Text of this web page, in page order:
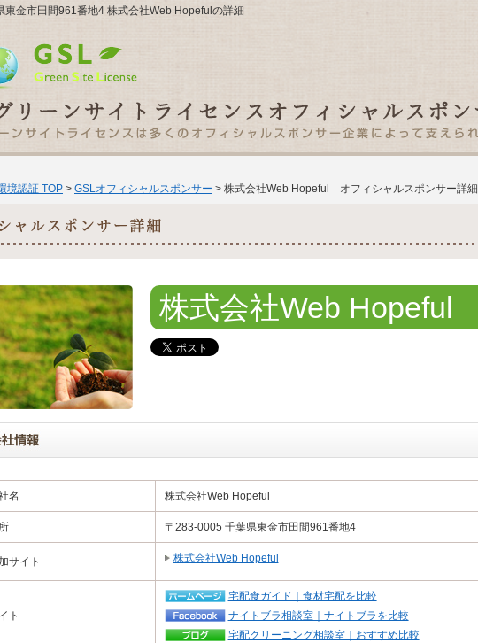
東金市田間961番地4 株式会社Web Hopefulの詳細
境認証 TOP > GSLオフィシャルスポンサー > 株式会社Web Hopeful オフィシャルスポンサー詳細
株式会社Web Hopeful
名 株式会社Web Hopeful
〒283-0005 千葉県東金市田間961番地4
サイト 株式会社Web Hopeful
ト
宅配食ガイド｜食材宅配を比較
ナイトブラ相談室｜ナイトブラを比較
宅配クリーニング相談室｜おすすめ比較